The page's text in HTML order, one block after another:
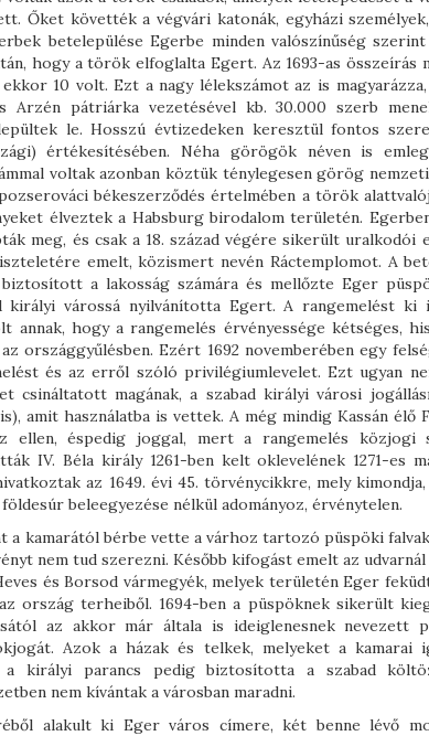
Őket követték a végvári katonák, egyházi
betelepülése Egerbe minden valószínűség
hogy a török elfoglalta Egert. Az 1693-as összeírás
10 volt. Ezt a nagy lélekszámot az is
Arzén pátriárka vezetésével kb. 30.000 szerb
le. Hosszú évtizedeken keresztül fontos
értékesítésében. Néha görögök néven is
voltak azonban köztük ténylegesen görög
békeszerződés értelmében a török
élveztek a Habsburg birodalom területén.
meg, és csak a 18. század végére sikerült uralkodói
emelt, közismert nevén Ráctemplomot. A
a lakosság számára és mellőzte Eger
királyi várossá nyilvánította Egert. A rangemelést
annak, hogy a rangemelés érvényessége kétséges,
országgyűlésben. Ezért 1692 novemberében egy
és az erről szóló privilégiumlevelet. Ezt ugyan
csináltatott magának, a szabad királyi városi
amit használatba is vettek. A még mindig Kassán élő
ellen, éspedig joggal, mert a rangemelés közjogi
IV. Béla király 1261-ben kelt oklevelének 1271-es
az 1649. évi 45. törvénycikkre, mely
beleegyezése nélkül adományoz, érvénytelen.
a kamarától bérbe vette a várhoz tartozó püspöki
nem tud szerezni. Később kifogást emelt az
és Borsod vármegyék, melyek területén Eger
ország terheiből. 1694-ben a püspöknek sikerült
az akkor már általa is ideiglenesnek nevezett
Azok a házak és telkek, melyeket a kamarai
a királyi parancs pedig biztosította a szabad
nem kívántak a városban maradni.
alakult ki Eger város címere, két benne lévő